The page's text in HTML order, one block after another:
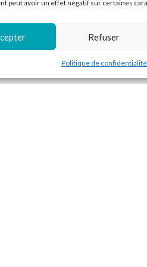
peut avoir un effet négatif sur certaines
Refuser
Politique de confidentialité